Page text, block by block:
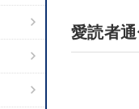
愛読者